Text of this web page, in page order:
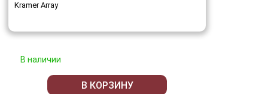
Kramer Array
В наличии
В КОРЗИНУ